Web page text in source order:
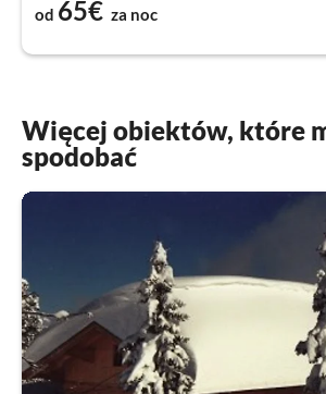
od 65€ za noc
Więcej obiektów, które
spodobać